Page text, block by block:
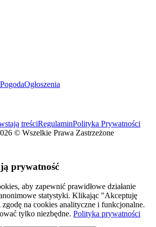
PogodaOgłoszenia
treściRegulaminPolityka Prywatności
© Wszelkie Prawa Zastrzeżone
prywatność
aby zapewnić prawidłowe działanie
statystyki. Klikając "Akceptuję
na cookies analityczne i funkcjonalne.
tylko niezbędne. Polityka prywatności